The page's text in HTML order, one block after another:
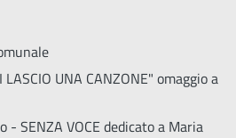
UNA CANZONE" omaggio a
- SENZA VOCE dedicato a Maria